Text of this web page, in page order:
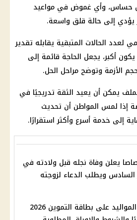
حساس، وأي غموض في مواعيد
يؤدي إلى حالة قلق واسعة.
لعدد الحالات المتبقية يقابله تقدير
أكبر، يجعل الحاجة قائمة إلى
الأزمة وتوضح مراحل الحل.
يمكن أن يعيد الثقة تدريجيًا في
إذا لمس المواطن أن تحديث
إلى خدمة أسرع وأكثر استقرارًا.
يعلن وفاة نجله قبل ولادته في
ويطلب الدعاء لزوجته
إضافة المواليد على بطاقة التموين 2026